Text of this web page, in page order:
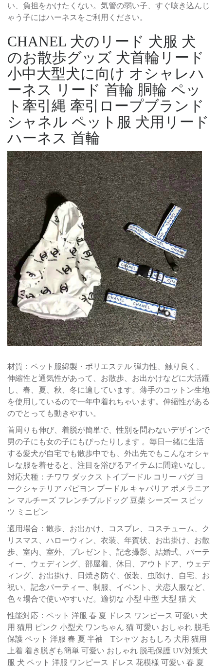
い、負担をかけたくない。気管の弱い子、すぐ咳き込んじ
ゃう子にはハーネスをご利用ください。
CHANEL 犬のリード 犬服 犬
のお散歩グッズ 犬首輪リード
小中大型犬に向け オシャレハ
ーネス リード 首輪 胴輪 ペッ
ト牽引縄 牽引ロープブランド
シャネル ペット服 犬用リード
ハーネス 首輪
材質：ペット服綿製・ポリエステル 弾力性、触り良く、
伸縮性と通気性があって、お散歩、お出かけなどに大活躍
し、春、夏、秋、冬に適しています。薄手のコットン生地
を使用しているので一年中着れちゃいます。伸縮性がある
のでとっても動きやすい。
首周りも伸び、着脱が簡単で、性別を問わないデザインで
男の子にも女の子にもぴったりします 。毎日一緒に生活
する愛犬が自宅でも散歩中でも、外出先でもこんなオシャ
レな服を着せると、注目を浴びるアイテムに間違いなし。
対応犬種：チワワ ダックス トイプードル コリー パグ ヨ
ークシャテリア パピヨン プードル キャバリア ポメラニア
ン マルチーズ フレンチブルドッグ 豆柴 シーズー スピッ
ツ ミニピン
適用場合：散歩、お出かけ、コスプレ、コスチューム、ク
リスマス、ハローウィン、衣装、年賀状、お出掛け、お散
歩、室内、室外、プレゼント、記念撮影、結婚式、パーテ
ィー、ウェディング、部屋着、休日、アウトドア、ウェデ
ィング、お出掛け、日焼き防ぐ、仮装、虫除け、自宅、お
祝い、記念パーティー、制服、イベント、犬恋人服など、
色々場合で使いやすいだ。適切な 小型 中型 大型 猫 犬
性能対応：ペット 洋服 春 夏 ドレス ワンピース 可愛い 犬
用 猫用 ピンク 小型犬 ワンちゃん 猫 可愛い おしゃれ 脱毛
保護 ペット 洋服 春 夏 半袖 Tシャツ おもしろ 犬用 猫用
上着 着き脱ぎも簡単 可愛い おしゃれ 脱毛保護 UV対策犬
服 犬 ペット 洋服 ワンピース ドレス 花模様 可愛い 春 夏